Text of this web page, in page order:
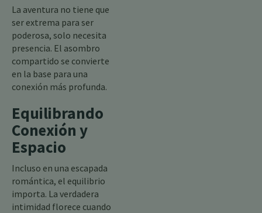
La aventura no tiene que
ser extrema para ser
poderosa, solo necesita
presencia. El asombro
compartido se convierte
en la base para una
conexión más profunda.
Equilibrando
Conexión y
Espacio
Incluso en una escapada
romántica, el equilibrio
importa. La verdadera
intimidad florece cuando